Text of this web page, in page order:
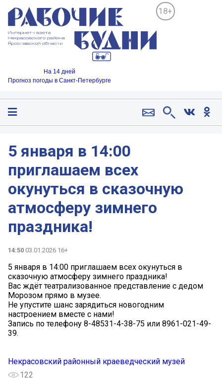
18+
На 14 дней
Прогноз погоды в Санкт-Петербурге
5 января в 14:00
приглашаем всех
окунуться в сказочную
атмосферу зимнего
праздника!
14:50 03.01.2026 16+
5 января в 14:00 приглашаем всех окунуться в
сказочную атмосферу зимнего праздника!
Вас ждёт театрализованное представление с дедом
Морозом прямо в музее.
Не упустите шанс зарядиться новогодним
настроением вместе с нами!
Запись по телефону 8-48531-4-38-75 или 8961-021-49-
39.
Некрасовский районный краеведческий музей
122